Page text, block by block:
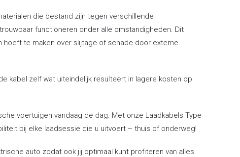
die bestand zijn tegen verschillende
functioneren onder alle omstandigheden. Dit
hoeft te maken over slijtage of schade door externe
kabel zelf wat uiteindelijk resulteert in lagere kosten op
voertuigen vandaag de dag. Met onze Laadkabels Type
bij elke laadsessie die u uitvoert – thuis of onderweg!
auto zodat ook jij optimaal kunt profiteren van alles